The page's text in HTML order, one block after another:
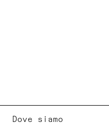
Dove siamo